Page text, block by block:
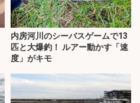
内房河川のシーバスゲームで13
匹と大爆釣！ ルアー動かす「速
度」がキモ